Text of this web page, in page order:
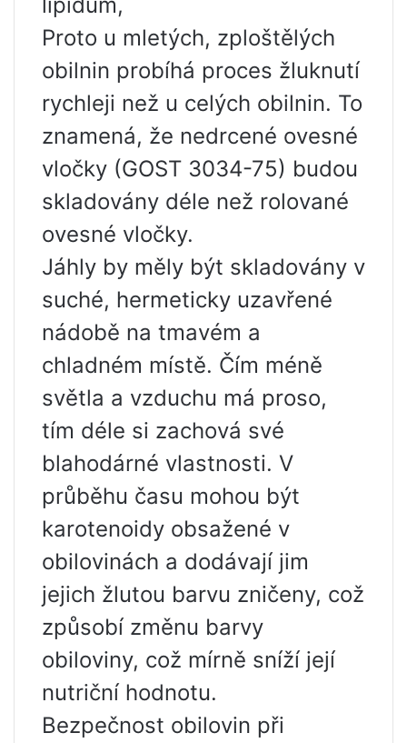
Proto u mletých, zploštělých
obilnin probíhá proces žluknutí
rychleji než u celých obilnin. To
znamená, že nedrcené ovesné
vločky (GOST 3034-75) budou
skladovány déle než rolované
ovesné vločky.
Jáhly by měly být skladovány v
suché, hermeticky uzavřené
nádobě na tmavém a
chladném místě. Čím méně
světla a vzduchu má proso,
tím déle si zachová své
blahodárné vlastnosti. V
průběhu času mohou být
karotenoidy obsažené v
obilovinách a dodávají jim
jejich žlutou barvu zničeny, což
způsobí změnu barvy
obiloviny, což mírně sníží její
nutriční hodnotu.
Bezpečnost obilovin při